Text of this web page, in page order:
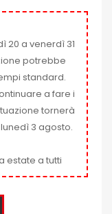
20 a venerdì 31
potrebbe
standard.
a fare i
tornerà
3 agosto.
estate a tutti